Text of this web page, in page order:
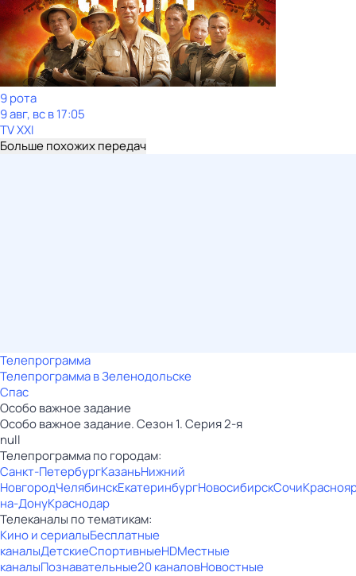
9 рота
9 авг, вс в 17:05
TV XXI
Больше похожих передач
Телепрограмма
Телепрограмма в Зеленодольске
Спас
Особо важное задание
Особо важное задание. Сезон 1. Серия 2-я
null
Телепрограмма по городам:
Санкт-ПетербургКазаньНижний
НовгородЧелябинскЕкатеринбургНовосибирскСочи
на-ДонуКраснодар
Телеканалы по тематикам:
Кино и сериалыБесплатные
каналыДетскиеСпортивныеHDМестные
каналыПознавательные20 каналовНовостные